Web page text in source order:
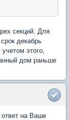
секций. Для
декабрь
этого,
дом раньше
на Ваше